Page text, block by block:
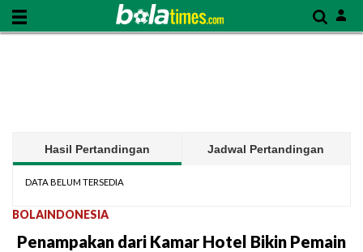
Hasil Pertandingan Jadwal Pertandingan
DATA BELUM TERSEDIA
BOLAINDONESIA
Penampakan dari Kamar Hotel Bikin Pemain